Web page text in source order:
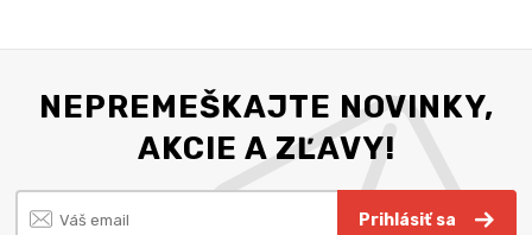
NEPREMEŠKAJTE NOVINKY,
AKCIE A ZĽAVY!
Prihlásiť sa